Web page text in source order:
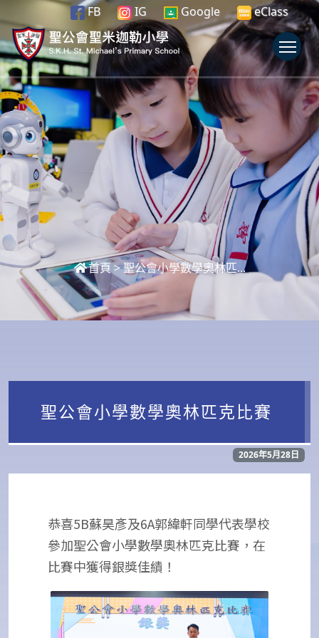
FB IG Google eClass
首頁>聖公會小學數學奧林匹...
聖公會小學數學奧林匹克比賽
2026年5月28日
恭喜5B蘇昊彥及6A郭緯軒同學代表學校
參加聖公會小學數學奧林匹克比賽，在
比賽中獲得銀獎佳績！